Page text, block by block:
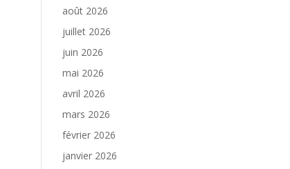
août 2026
juillet 2026
juin 2026
mai 2026
avril 2026
mars 2026
février 2026
janvier 2026